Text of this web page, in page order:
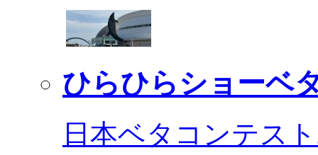
ひらひらショーベ
日本ベタコンテス